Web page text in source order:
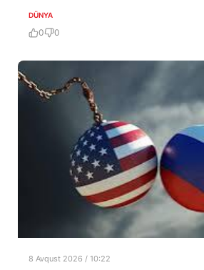
DÜNYA
0 0
8 Avqust 2026 / 10:22